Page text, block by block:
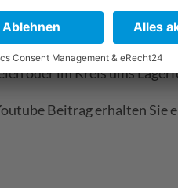
dem Rollstuhl alles
oder im Kreis ums
Beitrag erhalten Sie